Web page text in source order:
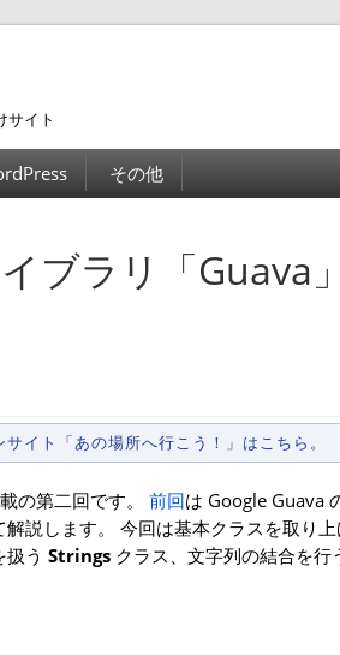
サイト
その他
ブラリ「Guava
イト「あの場所へ行こう！」はこちら。
の第二回です。 前回は Google Guava
説します。 今回は基本クラスを取り
う Strings クラス、文字列の結合を行